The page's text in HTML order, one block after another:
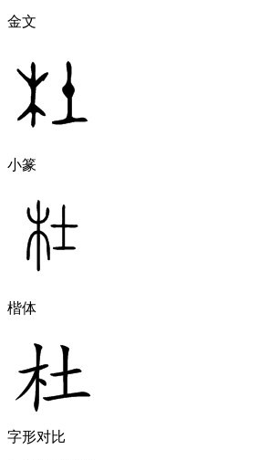
金文
小篆
楷体
字形对比